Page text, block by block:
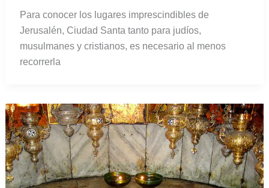
Para conocer los lugares imprescindibles de
Jerusalén, Ciudad Santa tanto para judíos,
musulmanes y cristianos, es necesario al menos
recorrerla